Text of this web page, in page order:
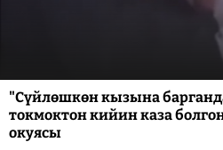
"Сүйлөшкөн кызына
токмоктон кийин каза
окуясы